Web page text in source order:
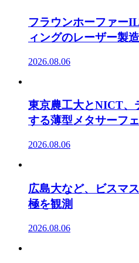
フラウンホーファー
ィングのレーザー製
2026.08.06
東京農工大とNICT、
する薄型メタサーフ
2026.08.06
広島大など、ビスマ
極を観測
2026.08.06